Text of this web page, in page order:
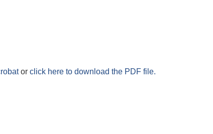
or click here to download the PDF file.